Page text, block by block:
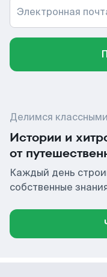
Электронная
Делимся
Истории и
от
Каждый день
собственные